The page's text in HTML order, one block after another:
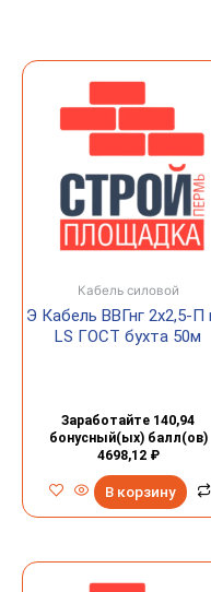
Кабель силовой
Э Кабель ВВГнг 2х2,5-П
LS ГОСТ бухта 50м
Заработайте 140,94
бонусный(ых) балл(ов)
4698,12 ₽
В корзину